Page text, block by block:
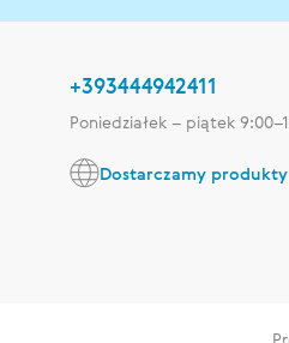
+393444942411
Poniedziałek – piątek
Dostarczamy